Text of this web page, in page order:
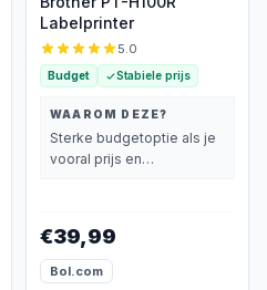
Labelprinter
5.0
Budget Stabiele prijs
WAAROM DEZE?
Sterke budgetoptie als je
vooral prijs en
€39,99
Bol.com